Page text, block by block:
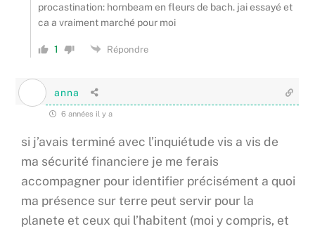
procastination: hornbeam en fleurs de bach. jai essayé et
ca a vraiment marché pour moi
1 Répondre
anna
6 années il y a
si j’avais terminé avec l’inquiétude vis a vis de
ma sécurité financiere je me ferais
accompagner pour identifier précisément a quoi
ma présence sur terre peut servir pour la
planete et ceux qui l’habitent (moi y compris, et